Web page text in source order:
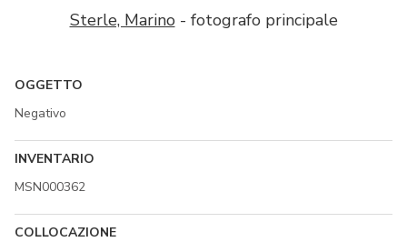
Sterle, Marino- fotografo principale
OGGETTO
Negativo
INVENTARIO
MSN000362
COLLOCAZIONE